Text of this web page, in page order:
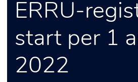
ERRU-
start per 1
2022